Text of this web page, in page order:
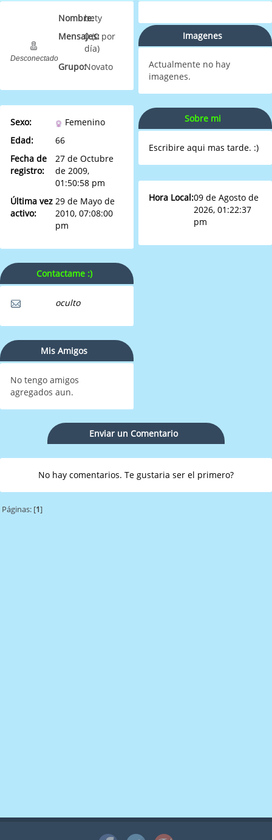
Desconectado
Nombre:bety
Mensajes:0 (0 por
día)
Grupo:Novato
Sexo:
Femenino
Edad:
66
Fecha de
registro:
27 de Octubre
de 2009,
01:50:58 pm
Última vez
activo:
29 de Mayo de
2010, 07:08:00
pm
Contactame :)
oculto
Mis Amigos
No tengo amigos
agregados aun.
Imagenes
Actualmente no hay
imagenes.
Sobre mi
Escribire aqui mas tarde. :)
Hora Local:09 de Agosto de
2026, 01:22:37
pm
Enviar un Comentario
No hay comentarios. Te gustaria ser el primero?
Páginas: [1]